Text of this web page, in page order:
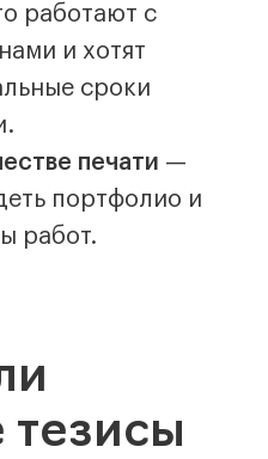
работают с
и хотят
сроки
печати —
портфолио и
работ.